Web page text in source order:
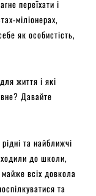
переїхати і
міліонерах,
як особистість,
життя і які
Давайте
та найближчі
до школи,
всіх довкола
та